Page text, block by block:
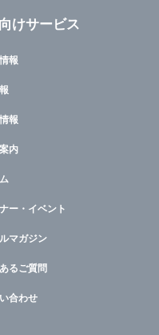
けサービス
報
報
内
ー・イベント
マガジン
るご質問
合わせ